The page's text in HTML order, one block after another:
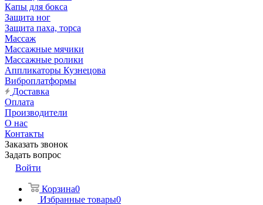
Капы для бокса
Защита ног
Защита паха, торса
Массаж
Массажные мячики
Массажные ролики
Аппликаторы Кузнецова
Виброплатформы
Доставка
Оплата
Производители
О нас
Контакты
Заказать звонок
Задать вопрос
Войти
Корзина0
Избранные товары0